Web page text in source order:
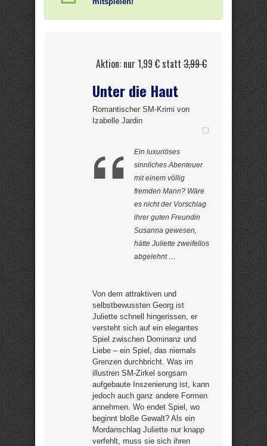
Aktion: nur 1,99 € statt 3,99 €
Unter die Haut
Romantischer SM-Krimi von
Izabelle Jardin
Ein luxuriöses
sinnliches Abenteuer
mit einem völlig
fremden Mann? Wäre
es nicht der Vorschlag
ihrer guten Freundin
Susanna gewesen,
hätte Juliette zweifellos
abgelehnt …
Von dem attraktiven und
selbstbewussten Georg ist
Juliette schnell hingerissen, er
versteht sich auf ein elegantes
Spiel zwischen Dominanz und
Liebe – ein Spiel, das niemals
Grenzen durchbricht. Was im
illustren SM-Zirkel sorgsam
aufgebaute Inszenierung ist, kann
jedoch auch ganz andere Formen
annehmen. Wo endet Spiel, wo
beginnt bloße Gewalt? Als ein
Mordanschlag Juliette nur knapp
verfehlt, muss sie sich ihren